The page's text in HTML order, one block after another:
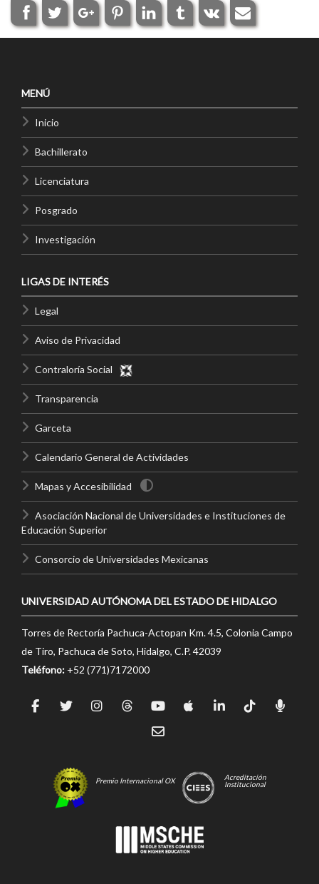
MENÚ
Inicio
Bachillerato
Licenciatura
Posgrado
Investigación
LIGAS DE INTERÉS
Legal
Aviso de Privacidad
Contraloría Social
Transparencia
Garceta
Calendario General de Actividades
Mapas y Accesibilidad
Asociación Nacional de Universidades e Instituciones de
Educación Superior
Consorcio de Universidades Mexicanas
UNIVERSIDAD AUTÓNOMA DEL ESTADO DE HIDALGO
Torres de Rectoría Pachuca-Actopan Km. 4.5, Colonia Campo
de Tiro, Pachuca de Soto, Hidalgo, C.P. 42039
Teléfono: +52 (771)7172000
Premio Internacional OX
Acreditación
Institucional